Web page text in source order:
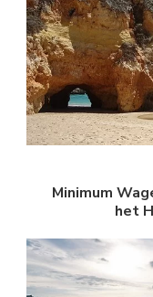
Minimum
het